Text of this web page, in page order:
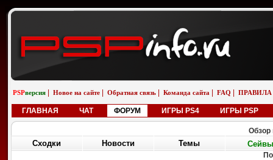
PSPверсия Новое на сайте Обратная связь Команда сайта FAQ ПРАВИЛА
ГЛАВНАЯ ЧАТ ФОРУМ ИГРЫ PS4 ИГРЫ PSP
Обзор
Сходки Новости Темы Сейвы